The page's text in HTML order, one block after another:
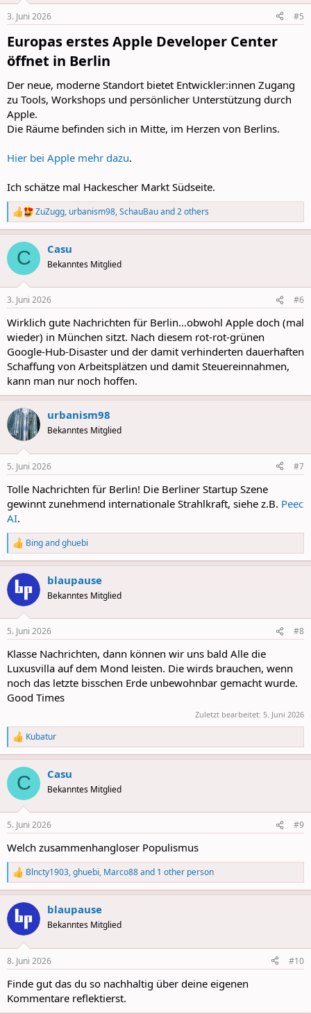
3. Juni 2026 #5
Europas erstes Apple Developer Center
öffnet in Berlin​
Der neue, moderne Standort bietet Entwickler:innen Zugang
zu Tools, Workshops und persönlicher Unterstützung durch
Apple.
Die Räume befinden sich in Mitte, im Herzen von Berlins.
Hier bei Apple mehr dazu.
Ich schätze mal Hackescher Markt Südseite.
R
e
a
c
i
s
ZuZugg, urbanism98,SchauBauand 2 others
C Casu
Bekanntes Mitglied
3. Juni 2026 #6
Wirklich gute Nachrichten für Berlin…obwohl Apple doch (mal
wieder) in München sitzt. Nach diesem rot-rot-grünen
Google-Hub-Disaster und der damit verhinderten dauerhaften
Schaffung von Arbeitsplätzen und damit Steuereinnahmen,
kann man nur noch hoffen.
urbanism98
Bekanntes Mitglied
5. Juni 2026 #7
Tolle Nachrichten für Berlin! Die Berliner Startup Szene
gewinnt zunehmend internationale Strahlkraft, siehe z.B. Peec
AI.
R
e
a
c
t
i
s
Bingandghuebi
blaupause
Bekanntes Mitglied
5. Juni 2026 #8
Klasse Nachrichten, dann können wir uns bald Alle die
Luxusvilla auf dem Mond leisten. Die wirds brauchen, wenn
noch das letzte bisschen Erde unbewohnbar gemacht wurde.
Good Times
Zuletzt bearbeitet: 5. Juni 2026
R
e
a
c
i
s
Kubatur
C Casu
Bekanntes Mitglied
5. Juni 2026 #9
Welch zusammenhangloser Populismus
R
e
a
c
t
i
s
Blncty1903,ghuebi, Marco88and 1 other person
blaupause
Bekanntes Mitglied
8. Juni 2026 #10
Finde gut das du so nachhaltig über deine eigenen
Kommentare reflektierst.